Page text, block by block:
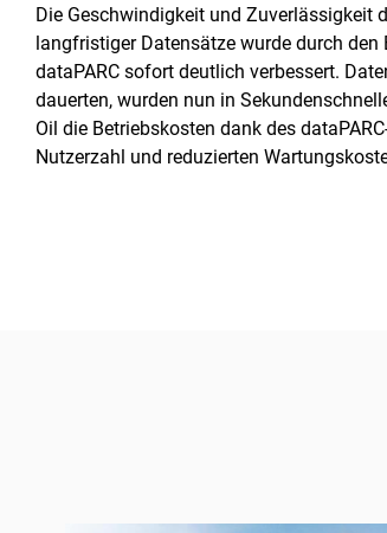
Die Geschwindigkeit und Zuverlässigkeit
langfristiger Datensätze wurde durch
dataPARC sofort deutlich verbessert.
dauerten, wurden nun in
Oil die Betriebskosten dank des
Nutzerzahl und reduzierten